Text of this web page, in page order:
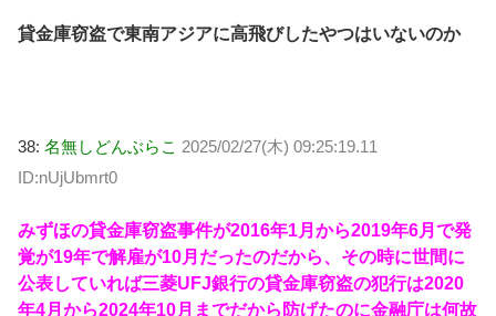
貸金庫窃盗で東南アジアに高飛びしたやつはいないのか
38: 名無しどんぶらこ 2025/02/27(木) 09:25:19.11
ID:nUjUbmrt0
みずほの貸金庫窃盗事件が2016年1月から2019年6月で発
覚が19年で解雇が10月だったのだから、その時に世間に
公表していれば三菱UFJ銀行の貸金庫窃盗の犯行は2020
年4月から2024年10月までだから防げたのに金融庁は何故